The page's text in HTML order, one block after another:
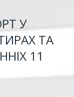
У
ТА
11